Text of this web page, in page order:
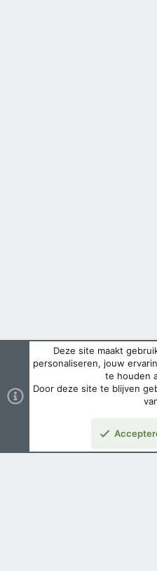
Deze site maakt
personaliseren, jouw
te houden
Door deze site te blijven